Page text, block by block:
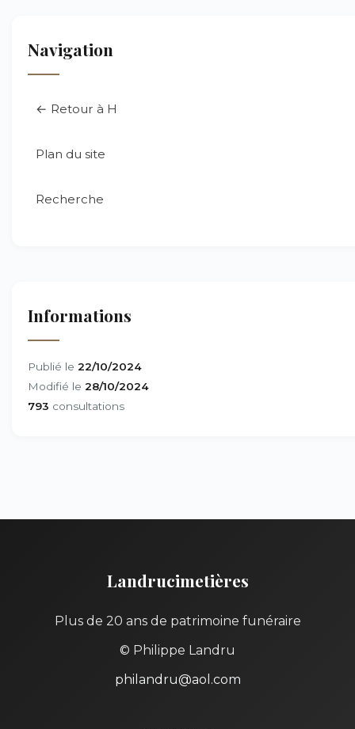
Navigation
← Retour à H
Plan du site
Recherche
Informations
Publié le 22/10/2024
Modifié le 28/10/2024
793 consultations
Landrucimetières
Plus de 20 ans de patrimoine funéraire
© Philippe Landru
philandru@aol.com